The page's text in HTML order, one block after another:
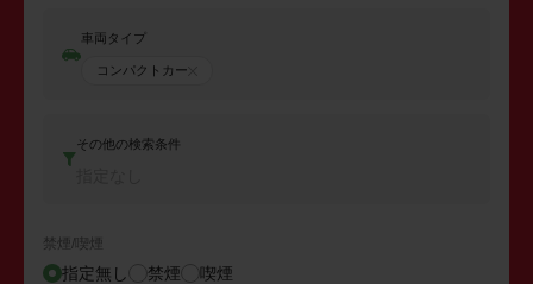
車両タイプ
コンパクトカー
その他の検索条件
禁煙/喫煙
指定無し 禁煙 喫煙